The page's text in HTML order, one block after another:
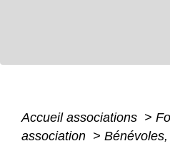
Accueil associations >
association >